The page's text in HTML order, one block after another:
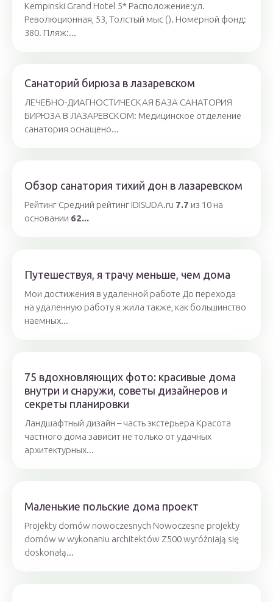
Kempinski Grand Hotel 5* Расположение:ул.
Революционная, 53, Толстый мыс (). Номерной фонд:
380. Пляж:...
Санаторий бирюза в лазаревском
ЛЕЧЕБНО-ДИАГНОСТИЧЕСКАЯ БАЗА САНАТОРИЯ
БИРЮЗА В ЛАЗАРЕВСКОМ: Медицинское отделение
санатория оснащено...
Обзор санатория тихий дон в лазаревском
Рейтинг Средний рейтинг IDISUDA.ru 7.7 из 10 на
основании 62...
Путешествуя, я трачу меньше, чем дома
Мои достижения в удаленной работе До перехода
на удаленную работу я жила также, как большинство
наемных...
75 вдохновляющих фото: красивые дома
внутри и снаружи, советы дизайнеров и
секреты планировки
Ландшафтный дизайн – часть экстерьера Красота
частного дома зависит не только от удачных
архитектурных...
Маленькие польские дома проект
Projekty domów nowoczesnych Nowoczesne projekty
domów w wykonaniu architektów Z500 wyróżniają się
doskonałą...